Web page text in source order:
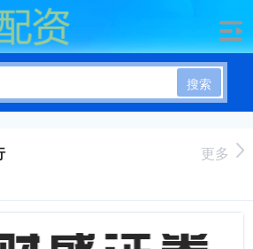
搜索
更多